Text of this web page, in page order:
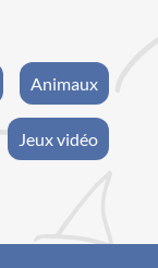
Animaux
Jeux vidéo